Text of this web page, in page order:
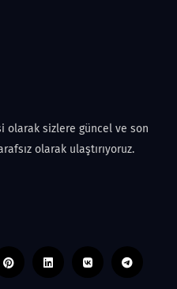
olarak sizlere güncel ve son
olarak ulaştırıyoruz.